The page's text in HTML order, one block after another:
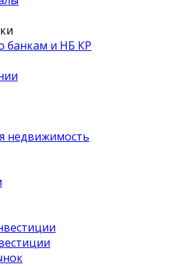
банкам и НБ КР
недвижимость